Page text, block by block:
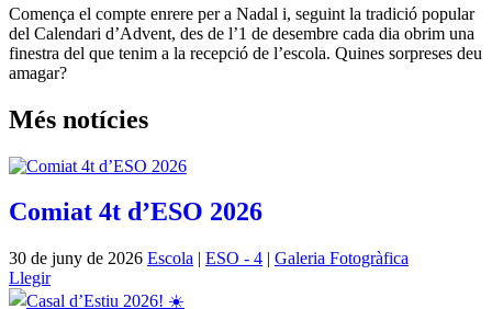
Comença el compte enrere per a Nadal i, seguint la tradició popular
del Calendari d’Advent, des de l’1 de desembre cada dia obrim una
finestra del que tenim a la recepció de l’escola. Quines sorpreses deu
amagar?
Més notícies
Comiat 4t d’ESO 2026
30 de juny de 2026 Escola | ESO - 4 | Galeria Fotogràfica
Llegir